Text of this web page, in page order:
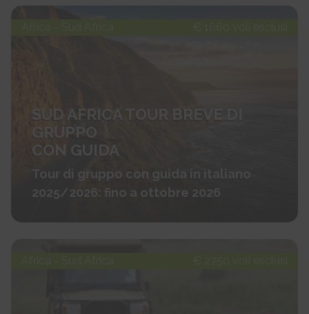
Africa - Sud Africa € 1660 voli esclusi
SUD AFRICA TOUR BREVE DI
GRUPPO
CON GUIDA
Tour di gruppo con guida in italiano
2025/2026: fino a ottobre 2026
Africa - Sud Africa € 2750 voli esclusi